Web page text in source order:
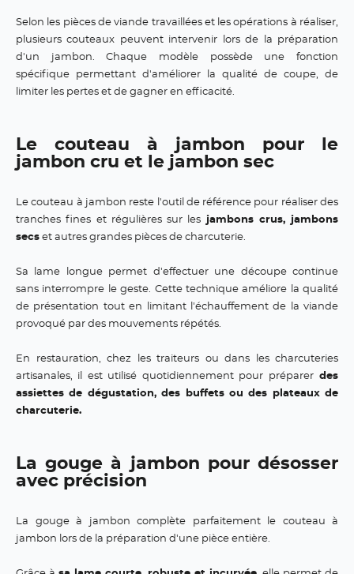
Selon les pièces de viande travaillées et les opérations à réaliser,
plusieurs couteaux peuvent intervenir lors de la préparation
d'un jambon. Chaque modèle possède une fonction
spécifique permettant d'améliorer la qualité de coupe, de
limiter les pertes et de gagner en efficacité.
Le couteau à jambon pour le
jambon cru et le jambon sec
Le couteau à jambon reste l'outil de référence pour réaliser des
tranches fines et régulières sur les
jambons crus, jambons
secs et autres grandes pièces de charcuterie.
Sa lame longue permet d'effectuer une découpe continue
sans interrompre le geste. Cette technique améliore la qualité
de présentation tout en limitant l'échauffement de la viande
provoqué par des mouvements répétés.
En restauration, chez les traiteurs ou dans les charcuteries
artisanales, il est utilisé quotidiennement pour préparerdes
assiettes de dégustation, des buffets ou des plateaux de
charcuterie.
La gouge à jambon pour désosser
avec précision
La gouge à jambon complète parfaitement le couteau à
jambon lors de la préparation d'une pièce entière.